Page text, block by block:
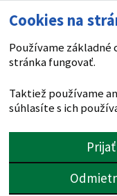
Cookies na
Používame základné
stránka fungovať.
Taktiež používame
súhlasíte s ich